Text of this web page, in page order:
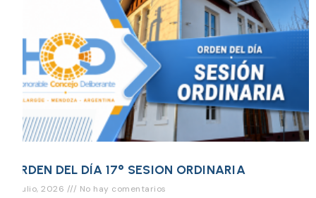
ORDEN DEL DÍA 17° SESION ORDINARIA
15 julio, 2026 No hay comentarios